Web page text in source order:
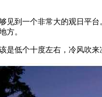
见到一个非常大的观日平
方。
是低个十度左右，冷风吹